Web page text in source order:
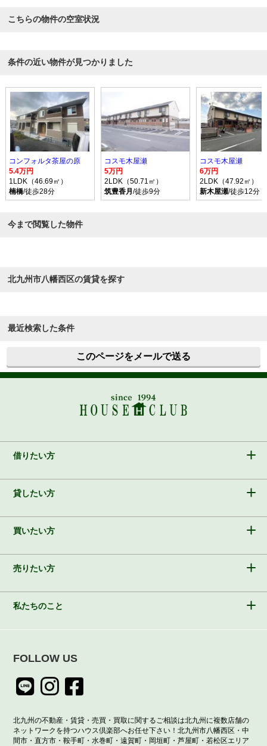
こちらの物件の空室状況
条件の近い物件が見つかりました
コンフォルタ茶屋の原
5.4万円
1LDK（46.69㎡）
楠橋/徒歩28分
コスモ木屋瀬
5万円
2LDK（50.71㎡）
筑豊香月 /徒歩9分
コスモ木屋瀬
6万円
2LDK（47.92㎡）
新木屋瀬/徒歩12分
今まで閲覧した物件
北九州市八幡西区の賃貸を探す
最近検索した条件
このページをメールで送る
借りたい方
貸したい方
買いたい方
売りたい方
私たちのこと
FOLLOW US
北九州の不動産・賃貸・売買・買取に関するご相談は北九州に複数店舗の
ネットワークを持つハウス倶楽部へお任せ下さい！北九州市八幡西区・中
間市・直方市・鞍手町・水巻町・遠賀町・岡垣町・芦屋町・若松区エリア